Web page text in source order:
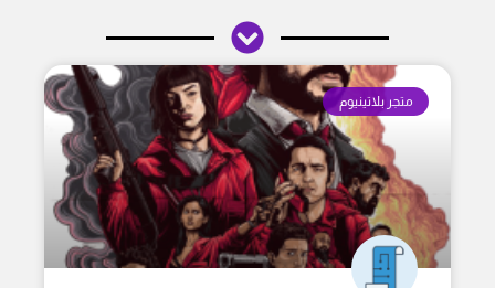
متجر بلاتينيوم